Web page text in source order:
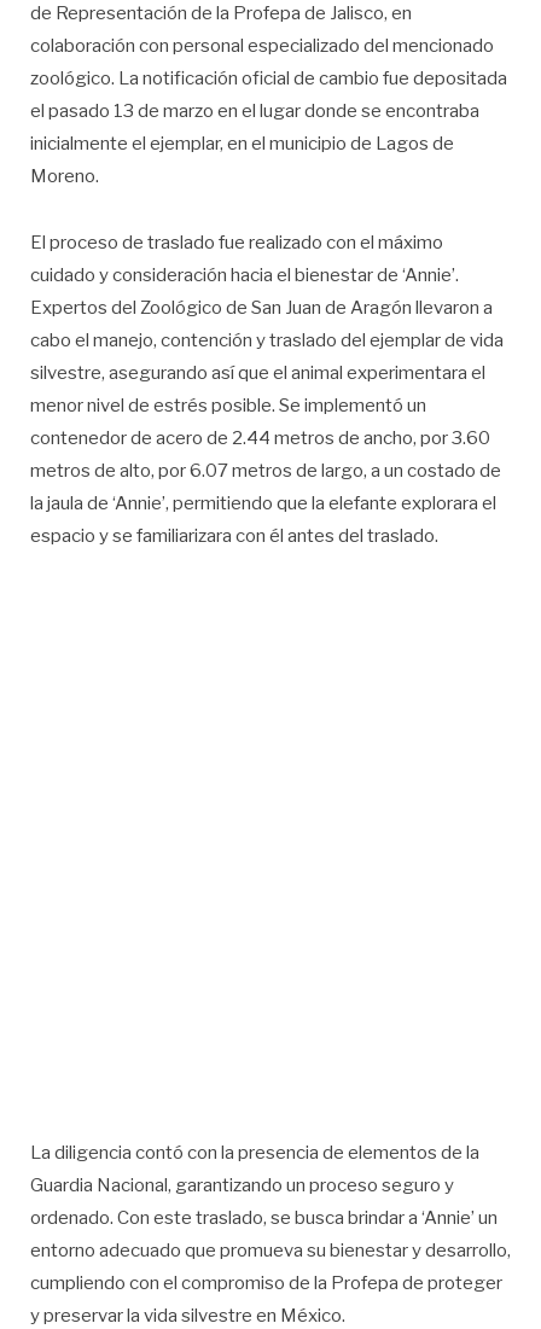
de Representación de la Profepa de Jalisco, en
colaboración con personal especializado del mencionado
zoológico. La notificación oficial de cambio fue depositada
el pasado 13 de marzo en el lugar donde se encontraba
inicialmente el ejemplar, en el municipio de Lagos de
Moreno.
El proceso de traslado fue realizado con el máximo
cuidado y consideración hacia el bienestar de ‘Annie’.
Expertos del Zoológico de San Juan de Aragón llevaron a
cabo el manejo, contención y traslado del ejemplar de vida
silvestre, asegurando así que el animal experimentara el
menor nivel de estrés posible. Se implementó un
contenedor de acero de 2.44 metros de ancho, por 3.60
metros de alto, por 6.07 metros de largo, a un costado de
la jaula de ‘Annie’, permitiendo que la elefante explorara el
espacio y se familiarizara con él antes del traslado.
La diligencia contó con la presencia de elementos de la
Guardia Nacional, garantizando un proceso seguro y
ordenado. Con este traslado, se busca brindar a ‘Annie’ un
entorno adecuado que promueva su bienestar y desarrollo,
cumpliendo con el compromiso de la Profepa de proteger
y preservar la vida silvestre en México.